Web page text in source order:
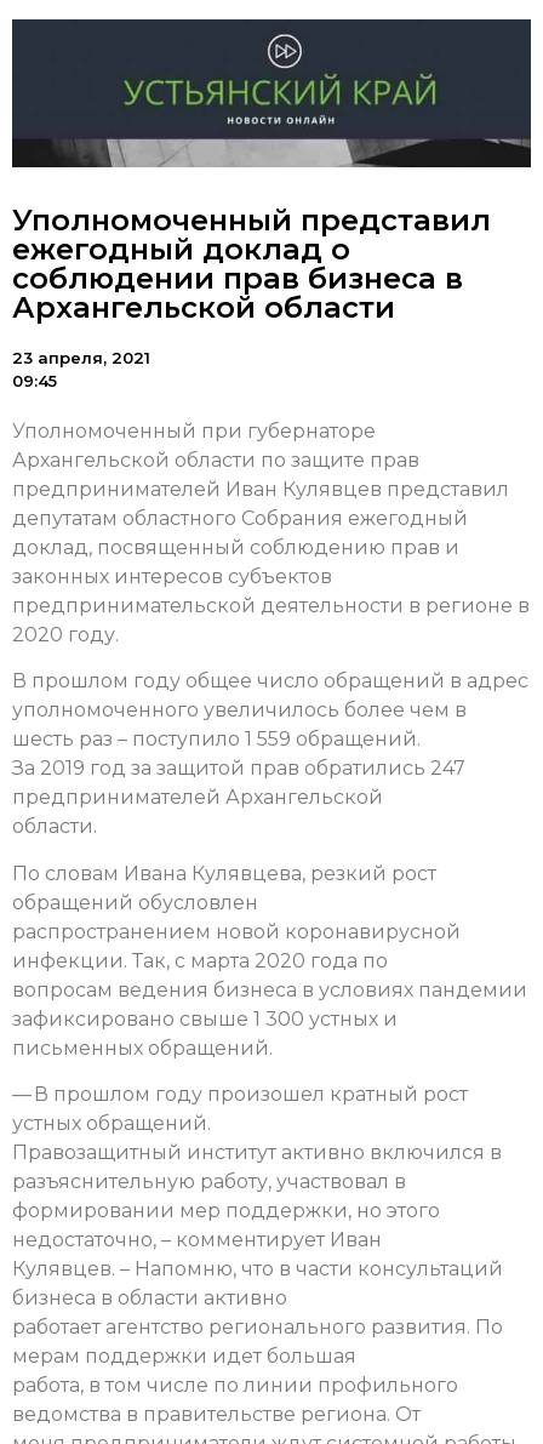
Уполномоченный представил
ежегодный доклад о
соблюдении прав бизнеса в
Архангельской области
23 апреля, 2021
09:45
Уполномоченный при губернаторе
Архангельской области по защите прав
предпринимателей Иван Кулявцев представил
депутатам областного Собрания ежегодный
доклад, посвященный соблюдению прав и
законных интересов субъектов
предпринимательской деятельности в регионе в
2020 году.
В прошлом году общее число обращений в адрес
уполномоченного увеличилось более чем в
шесть раз – поступило 1 559 обращений.
За 2019 год за защитой прав обратились 247
предпринимателей Архангельской
области.
По словам Ивана Кулявцева, резкий рост
обращений обусловлен
распространением новой коронавирусной
инфекции. Так, с марта 2020 года по
вопросам ведения бизнеса в условиях пандемии
зафиксировано свыше 1 300 устных и
письменных обращений.
— В прошлом году произошел кратный рост
устных обращений.
Правозащитный институт активно включился в
разъяснительную работу, участвовал в
формировании мер поддержки, но этого
недостаточно, – комментирует Иван
Кулявцев. – Напомню, что в части консультаций
бизнеса в области активно
работает агентство регионального развития. По
мерам поддержки идет большая
работа, в том числе по линии профильного
ведомства в правительстве региона. От